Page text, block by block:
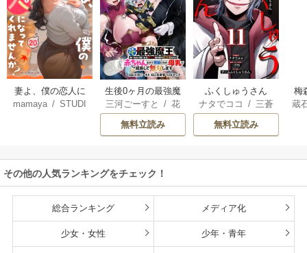
妻よ、僕の恋人に
なってくれません
mamaya/STUDI
生後0ヶ月の最強魔
王 食べるだけ強
くなるチート能力
持ち転生者だけど
雄たちの母乳で成
長して無双します
三河ごーすと /花
房雪/ マップ
無料立読み
ふくしゅうさん
ナタでココ /三蒼
/
チームふくし
ゅうさん
無料立読み
梅
蔵
その他の人気ランキングをチェック！
総合ランキング メディア化
少女・女性 少年・青年